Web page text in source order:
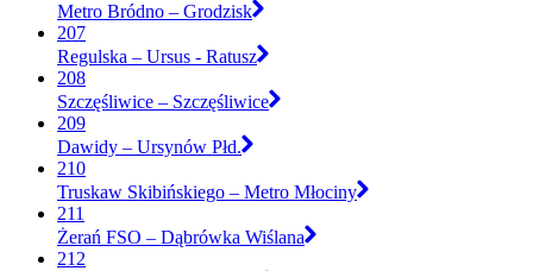
Metro Bródno – Grodzisk
207
Regulska – Ursus - Ratusz
208
Szczęśliwice – Szczęśliwice
209
Dawidy – Ursynów Płd.
210
Truskaw Skibińskiego – Metro Młociny
211
Żerań FSO – Dąbrówka Wiślana
212